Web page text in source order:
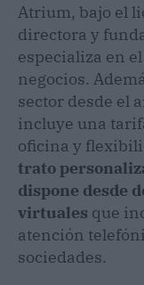
Atrium, bajo el
directora y
especializa en
negocios.
sector desde el
incluye una
oficina y
trato
dispone desde
virtuales que
atención
sociedades.